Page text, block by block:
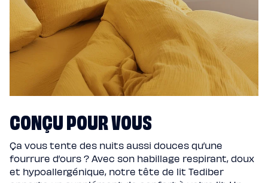
CONÇU POUR VOUS
Ça vous tente des nuits aussi douces qu’une
fourrure d’ours ? Avec son habillage respirant, doux
et hypoallergénique, notre tête de lit Tediber